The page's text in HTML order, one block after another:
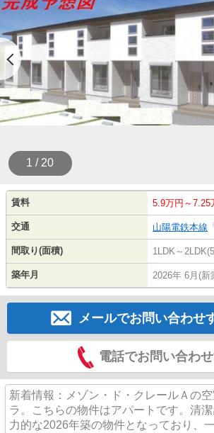
1 / 20
賃料 5.9万円～7.25
交通 山陽電鉄本線 「
間取り(面積) 1LDK～
築年月 2026年 6月(新
メールでお問い合わせ
電話でお問い合わ
新着情報：メゾン・ド・クレールＡの
ラ。こちらの物件はアパートです。清
力的な2026年築の物件となっており、